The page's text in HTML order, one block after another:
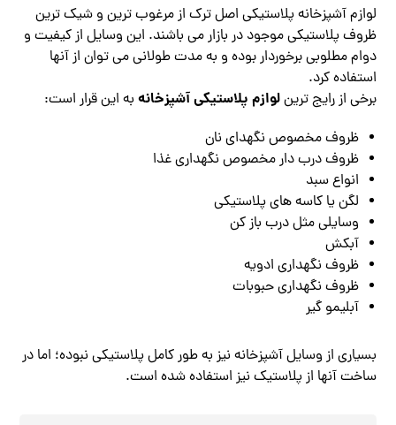
لوازم آشپزخانه پلاستیکی اصل ترک از مرغوب ترین و شیک ترین
ظروف پلاستیکی موجود در بازار می باشند. این وسایل از کیفیت و
دوام مطلوبی برخوردار بوده و به مدت طولانی می توان از آنها
استفاده کرد.
برخی از رایج ترینلوازم پلاستیکی آشپزخانه به این قرار است:
ظروف مخصوص نگهدای نان
ظروف درب دار مخصوص نگهداری غذا
انواع سبد
لگن یا کاسه های پلاستیکی
وسایلی مثل درب باز کن
آبکش
ظروف نگهداری ادویه
ظروف نگهداری حبوبات
آبلیمو گیر
بسیاری از وسایل آشپزخانه نیز به طور کامل پلاستیکی نبوده؛ اما در
ساخت آنها از پلاستیک نیز استفاده شده است.